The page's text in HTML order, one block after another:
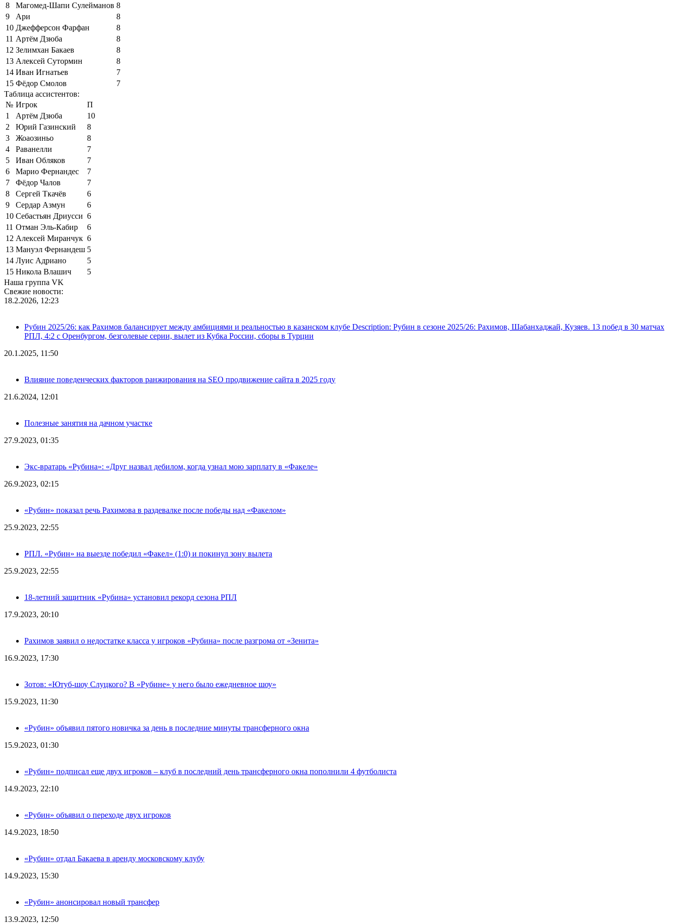
8
Магомед-Шапи Сулейманов 8
9
Ари
8
10 Джефферсон Фарфан
8
11 Артём Дзюба
8
12 Зелимхан Бакаев
8
13 Алексей Сутормин
8
14 Иван Игнатьев
7
15 Фёдор Смолов
7
Таблица ассистентов:
№ Игрок
П
1
Артём Дзюба
10
2
Юрий Газинский
8
3
Жоаозиньо
8
4
Раванелли
7
5
Иван Обляков
7
6
Марио Фернандес
7
7
Фёдор Чалов
7
8
Сергей Ткачёв
6
9
Сердар Азмун
6
10 Себастьян Дриусси 6
11 Отман Эль-Кабир
6
12 Алексей Миранчук 6
13 Мануэл Фернандеш 5
14 Луис Адриано
5
15 Никола Влашич
5
Наша группа VK
Свежие новости:
18.2.2026, 12:23
Рубин 2025/26: как Рахимов балансирует между амбициями и реальностью в казанском клубе Description: Рубин в сезоне 2025/26: Рахимов, Шабанхаджай, Кузяев. 13 побед в 30 матчах
РПЛ, 4:2 с Оренбургом, безголевые серии, вылет из Кубка России, сборы в Турции
20.1.2025, 11:50
Влияние поведенческих факторов ранжирования на SEO продвижение сайта в 2025 году
21.6.2024, 12:01
Полезные занятия на дачном участке
27.9.2023, 01:35
Экс-вратарь «Рубина»: «Друг назвал дебилом, когда узнал мою зарплату в «Факеле»
26.9.2023, 02:15
«Рубин» показал речь Рахимова в раздевалке после победы над «Факелом»
25.9.2023, 22:55
РПЛ. «Рубин» на выезде победил «Факел» (1:0) и покинул зону вылета
25.9.2023, 22:55
18-летний защитник «Рубина» установил рекорд сезона РПЛ
17.9.2023, 20:10
Рахимов заявил о недостатке класса у игроков «Рубина» после разгрома от «Зенита»
16.9.2023, 17:30
Зотов: «Ютуб-шоу Слуцкого? В «Рубине» у него было ежедневное шоу»
15.9.2023, 11:30
«Рубин» объявил пятого новичка за день в последние минуты трансферного окна
15.9.2023, 01:30
«Рубин» подписал еще двух игроков – клуб в последний день трансферного окна пополнили 4 футболиста
14.9.2023, 22:10
«Рубин» объявил о переходе двух игроков
14.9.2023, 18:50
«Рубин» отдал Бакаева в аренду московскому клубу
14.9.2023, 15:30
«Рубин» анонсировал новый трансфер
13.9.2023, 12:50